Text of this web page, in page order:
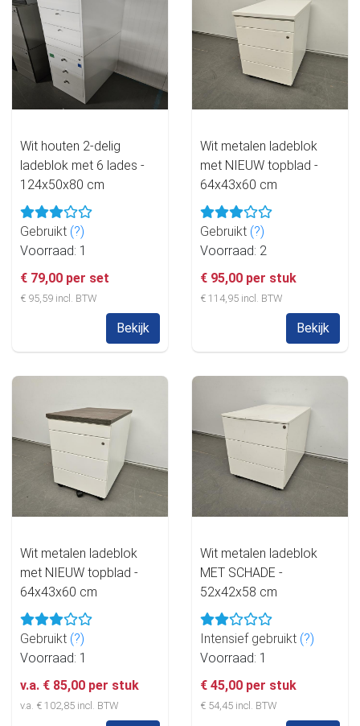
Wit houten 2-delig
ladeblok met 6 lades -
124x50x80 cm
Gebruikt (?)
Voorraad: 1
€ 79,00 per set
€ 95,59 incl. BTW
Bekijk
Wit metalen ladeblok
met NIEUW topblad -
64x43x60 cm
Gebruikt (?)
Voorraad: 2
€ 95,00 per stuk
€ 114,95 incl. BTW
Bekijk
Wit metalen ladeblok
met NIEUW topblad -
64x43x60 cm
Gebruikt (?)
Voorraad: 1
v.a. € 85,00 per stuk
v.a. € 102,85 incl. BTW
Wit metalen ladeblok
MET SCHADE -
52x42x58 cm
Intensief gebruikt (?)
Voorraad: 1
€ 45,00 per stuk
€ 54,45 incl. BTW